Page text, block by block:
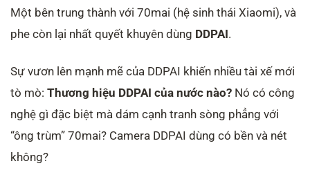
Một bên trung thành với 70mai (hệ sinh thái Xiaomi), và
phe còn lại nhất quyết khuyên dùng DDPAI.
Sự vươn lên mạnh mẽ của DDPAI khiến nhiều tài xế mới
tò mò: Thương hiệu DDPAI của nước nào? Nó có công
nghệ gì đặc biệt mà dám cạnh tranh sòng phẳng với
“ông trùm” 70mai? Camera DDPAI dùng có bền và nét
không?